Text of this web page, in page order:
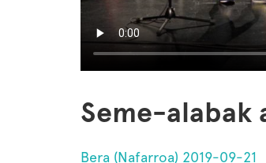
Seme-alabak
Bera (Nafarroa) 2019-09-21